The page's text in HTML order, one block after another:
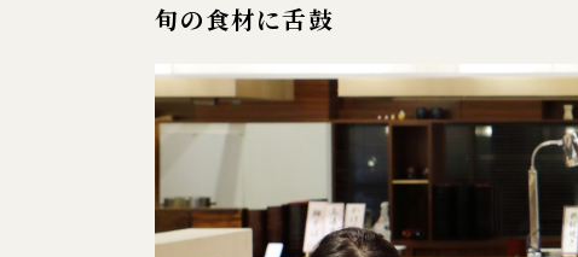
旬の食材に舌鼓